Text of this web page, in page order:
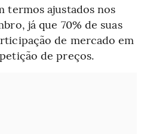
termos ajustados nos
já que 70% de suas
de mercado em
de preços.